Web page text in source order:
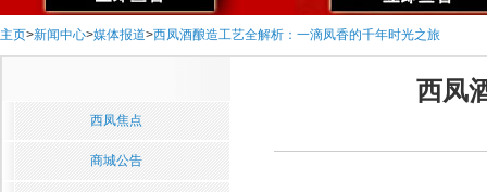
主页>新闻中心>媒体报道>西凤酒酿造工艺全解析：一滴凤香的千年时光之旅
西凤焦点
商城公告
西凤